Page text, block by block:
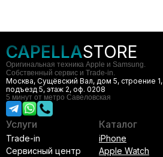
CAPELLASTORE
Оригинальная техника Apple и Samsung.
Собственный сервис и Trade-in.
Москва, Сущёвский Вал, дом 5, строение 1,
подъезд 5, этаж 2, оф. 0208
5 минут от метро Савеловская
Услуги
Trade-in
Сервисный центр
Каталог
iPhone
Apple Watch